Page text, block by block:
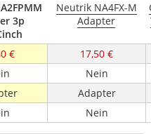
3p
Neutrik NA4FX-M
Adapter
€
17,50 €
Nein
Adapter
Nein